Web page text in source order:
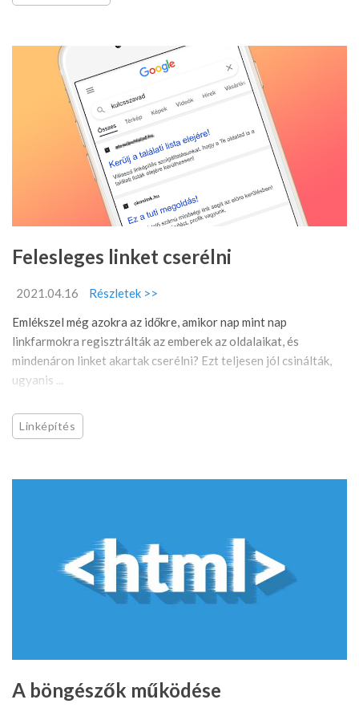
Felesleges linket cserélni
2021.04.16
Részletek >>
Emlékszel még azokra az időkre, amikor nap mint nap
linkfarmokra regisztrálták az emberek az oldalaikat, és
mindenáron linket akartak cserélni? Ezt teljesen jól csinálták,
ugyanis ...
Linképítés
A böngészők működése